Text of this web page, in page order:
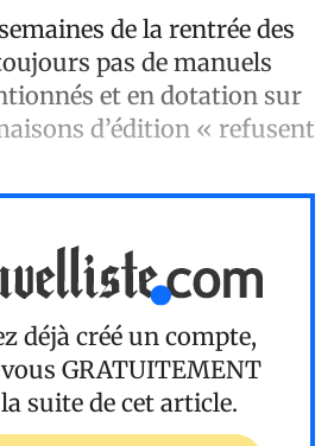
de la rentrée des
pas de manuels
et en dotation sur
d’édition « refusent
déjà créé un compte,
GRATUITEMENT
suite de cet article.